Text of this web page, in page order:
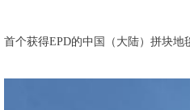
首个获得EPD的中国（大陆）拼块地